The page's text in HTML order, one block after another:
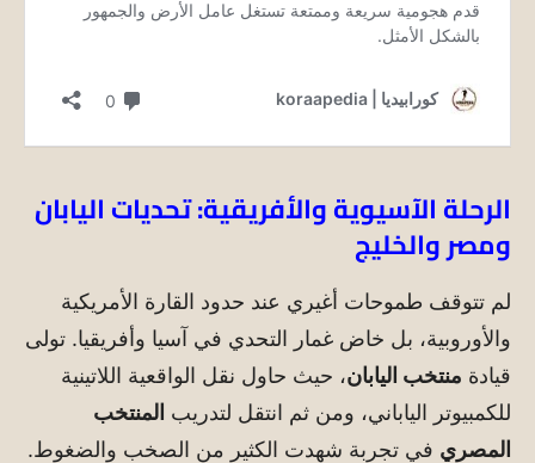
الرحلة الآسيوية والأفريقية: تحديات اليابان
ومصر والخليج
لم تتوقف طموحات أغيري عند حدود القارة الأمريكية
والأوروبية، بل خاض غمار التحدي في آسيا وأفريقيا. تولى
قيادة منتخب اليابان، حيث حاول نقل الواقعية اللاتينية
للكمبيوتر الياباني، ومن ثم انتقل لتدريب المنتخب
المصري في تجربة شهدت الكثير من الصخب والضغوط.